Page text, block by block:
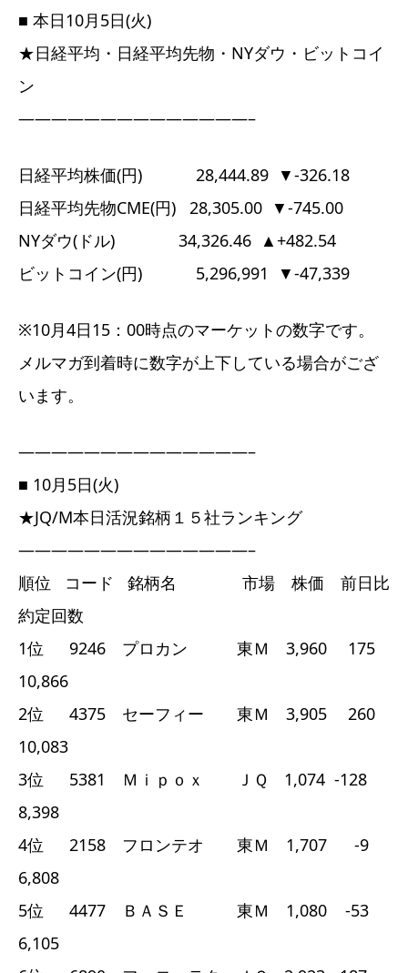
■ 本日10月5日(火)
★日経平均・日経平均先物・NYダウ・ビットコイ
ン
——————————————–
日経平均株価(円) 28,444.89 ▼-326.18
日経平均先物CME(円) 28,305.00 ▼-745.00
NYダウ(ドル) 34,326.46 ▲+482.54
ビットコイン(円) 5,296,991 ▼-47,339
※10月4日15：00時点のマーケットの数字です。
メルマガ到着時に数字が上下している場合がござ
います。
——————————————–
■ 10月5日(火)
★JQ/M本日活況銘柄１５社ランキング
——————————————–
順位 コード 銘柄名 市場 株価 前日比
約定回数
1位 9246 プロカン 東Ｍ 3,960 175
10,866
2位 4375 セーフィー 東Ｍ 3,905 260
10,083
3位 5381 Ｍｉｐｏｘ ＪＱ 1,074 -128
8,398
4位 2158 フロンテオ 東Ｍ 1,707 -9
6,808
5位 4477 ＢＡＳＥ 東Ｍ 1,080 -53
6,105